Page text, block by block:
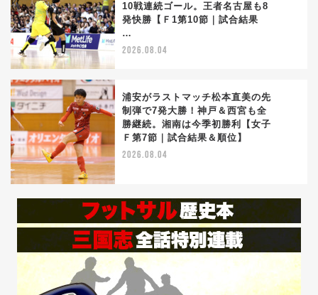
10戦連続ゴール。王者名古屋も8
発快勝【Ｆ1第10節｜試合結果
…
2026.08.04
浦安がラストマッチ松本直美の先
制弾で7発大勝！神戸＆西宮も全
勝継続。湘南は今季初勝利【女子
Ｆ第7節｜試合結果＆順位】
2026.08.04